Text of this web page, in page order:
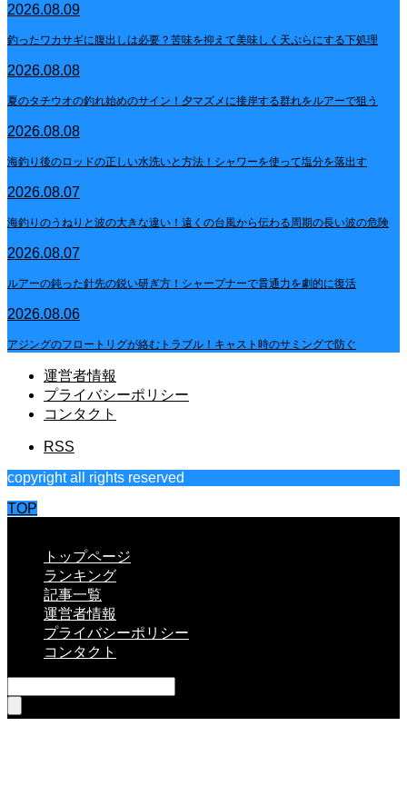
2026.08.09
釣ったワカサギに腹出しは必要？苦味を抑えて美味しく天ぷらにする下処理
2026.08.08
夏のタチウオの釣れ始めのサイン！夕マズメに接岸する群れをルアーで狙う
2026.08.08
海釣り後のロッドの正しい水洗いと方法！シャワーを使って塩分を落出す
2026.08.07
海釣りのうねりと波の大きな違い！遠くの台風から伝わる周期の長い波の危険
2026.08.07
ルアーの鈍った針先の鋭い研ぎ方！シャープナーで貫通力を劇的に復活
2026.08.06
アジングのフロートリグが絡むトラブル！キャスト時のサミングで防ぐ
運営者情報
プライバシーポリシー
コンタクト
RSS
copyright all rights reserved
TOP
トップページ
ランキング
記事一覧
運営者情報
プライバシーポリシー
コンタクト